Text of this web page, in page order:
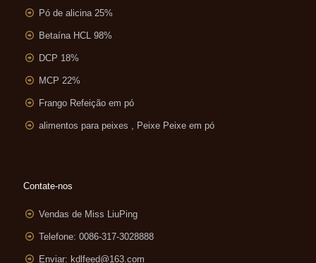
Pó de alicina 25%
Betaína HCL 98%
DCP 18%
MCP 22%
Frango Refeição em pó
alimentos para peixes , Peixe Peixe em pó
Contate-nos
Vendas de Miss LiuPing
Telefone: 0086-317-3028888
Enviar: kdlfeed@163.com